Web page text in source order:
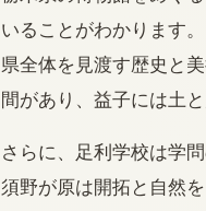
いることがわかります
県全体を見渡す歴史と
間があり、益子には土
さらに、足利学校は学
須野が原は開拓と自然